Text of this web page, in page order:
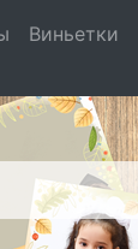
Виньетки